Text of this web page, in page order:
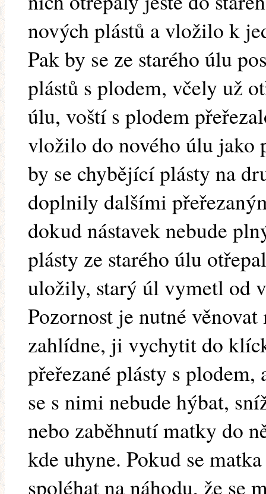
nových plástů a vložilo k
Pak by se ze starého úlu
plástů s plodem, včely už
úlu, voští s plodem
vložilo do nového úlu jako
by se chybějící plásty na
doplnily dalšími
dokud nástavek nebude
plásty ze starého úlu
uložily, starý úl vymetl od
Pozornost je nutné
zahlídne, ji vychytit do
přeřezané plásty s
se s nimi nebude hýbat,
nebo zaběhnutí matky do
kde uhyne. Pokud se
spoléhat na náhodu, že se